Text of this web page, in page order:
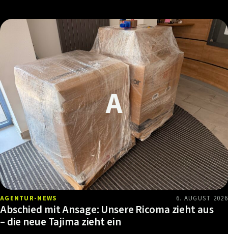
AGENTUR-NEWS 6. AUGUST 2026
Abschied mit Ansage: Unsere Ricoma zieht aus
– die neue Tajima zieht ein